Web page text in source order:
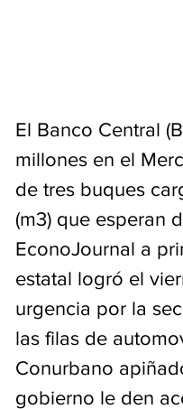
El Banco Central
millones en el
de tres buques
(m3) que esperan
EconoJournal a
estatal logró el
urgencia por la
las filas de
Conurbano
gobierno le den